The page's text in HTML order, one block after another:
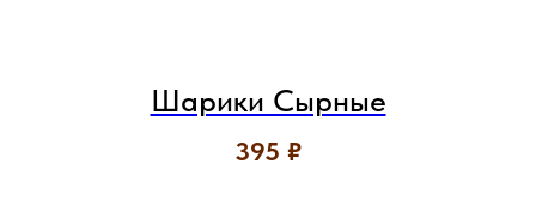
Шарики Сырные
395 ₽